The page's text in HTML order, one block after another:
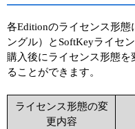
各Editionのライセンス形態
ングル）とSoftKeyライセ
購入後にライセンス形態
ることができます。
ライセンス形態の変
更内容